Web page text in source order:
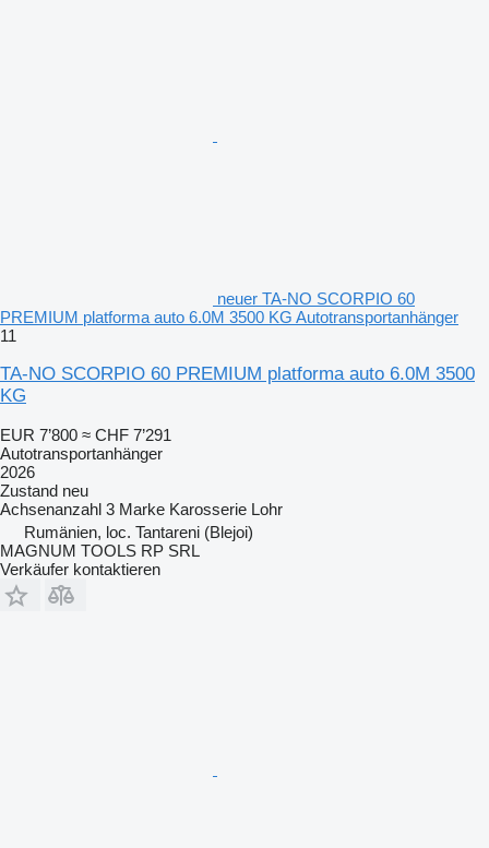
neuer TA-NO SCORPIO 60
PREMIUM platforma auto 6.0M 3500 KG Autotransportanhänger
11
TA-NO SCORPIO 60 PREMIUM platforma auto 6.0M 3500
KG
EUR 7’800 ≈ CHF 7’291
Autotransportanhänger
2026
Zustand neu
Achsenanzahl 3 Marke Karosserie Lohr
Rumänien, loc. Tantareni (Blejoi)
MAGNUM TOOLS RP SRL
Verkäufer kontaktieren